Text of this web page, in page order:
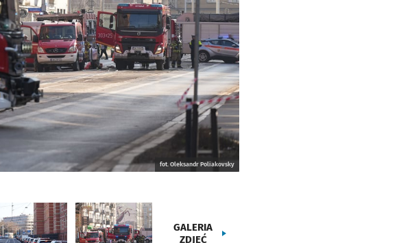
fot. Oleksandr Poliakovsky
GALERIA
ZDJĘĆ